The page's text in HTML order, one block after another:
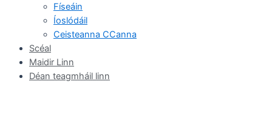
Físeáin
Íoslódáil
Ceisteanna CCanna
Scéal
Maidir Linn
Déan teagmháil linn